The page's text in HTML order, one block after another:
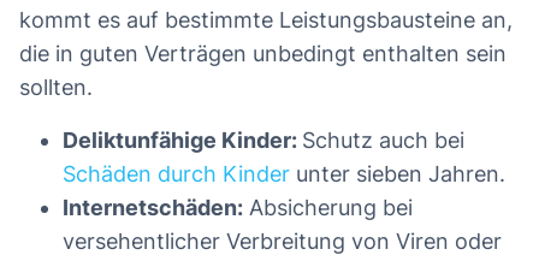
kommt es auf bestimmte Leistungsbausteine an,
die in guten Verträgen unbedingt enthalten sein
sollten.
Deliktunfähige Kinder: Schutz auch bei
Schäden durch Kinder unter sieben Jahren.
Internetschäden: Absicherung bei
versehentlicher Verbreitung von Viren oder